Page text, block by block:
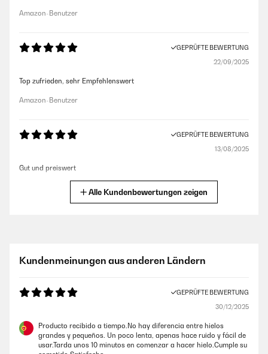
Amazon-Benutzer
GEPRÜFTE BEWERTUNG
22/09/2025
Top zufrieden, sehr Empfehlenswert
Amazon-Benutzer
GEPRÜFTE BEWERTUNG
13/08/2025
Gut und preiswert
impecable conforme
GEPRÜFTE BEWERTUNG
23/09/2024
Würfel für Würfel einfach schiii
Alle Kundenbewertungen zeigen
Kundenmeinungen aus anderen Ländern
GEPRÜFTE BEWERTUNG
30/12/2025
Producto recibido a tiempo.No hay diferencia entre hielos
grandes y pequeños. Un poco lenta, apenas hace ruido y fácil de
usar.Tarda unos 10 minutos en comenzar a hacer hielo.Cumple su